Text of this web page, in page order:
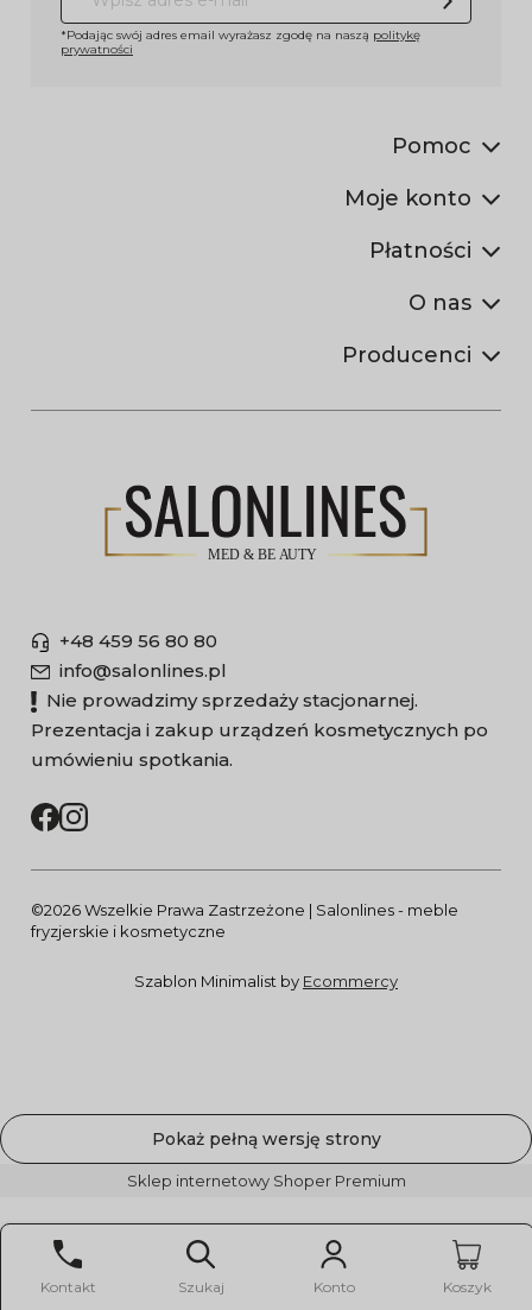
*Podając swój adres email wyrażasz zgodę na naszą politykę
prywatności
Pomoc
Moje konto
Płatności
O nas
Producenci
+48 459 56 80 80
info@salonlines.pl
Nie prowadzimy sprzedaży stacjonarnej.
Prezentacja i zakup urządzeń kosmetycznych po
umówieniu spotkania.
Kontakt Szukaj Konto Koszyk
©2026 Wszelkie Prawa Zastrzeżone | Salonlines - meble
fryzjerskie i kosmetyczne
Szablon Minimalist by Ecommercy
Pokaż pełną wersję strony
Sklep internetowy Shoper Premium